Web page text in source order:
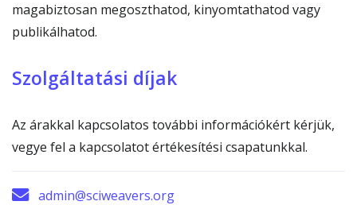
magabiztosan megoszthatod, kinyomtathatod vagy
publikálhatod.
Szolgáltatási díjak
Az árakkal kapcsolatos további információkért kérjük,
vegye fel a kapcsolatot értékesítési csapatunkkal.
admin@sciweavers.org